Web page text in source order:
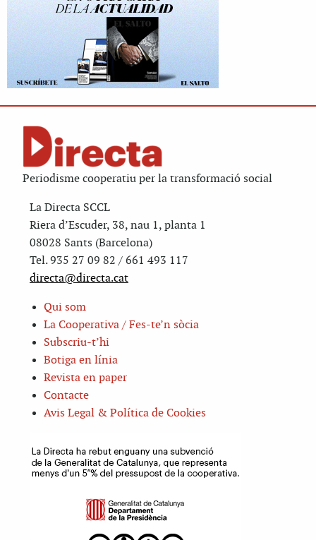
Periodisme cooperatiu per la transformació social
La Directa SCCL
Riera d’Escuder, 38, nau 1, planta 1
08028 Sants (Barcelona)
Tel. 935 27 09 82 / 661 493 117
directa@directa.cat
Qui som
La Cooperativa / Fes-te’n sòcia
Subscriu-t’hi
Botiga en línia
Revista en paper
Contacte
Avis Legal & Política de Cookies